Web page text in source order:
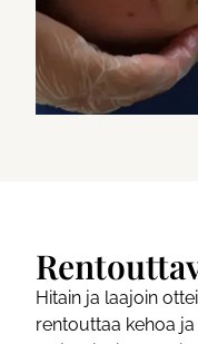
Hitain ja laajoin
rentouttaa kehoa